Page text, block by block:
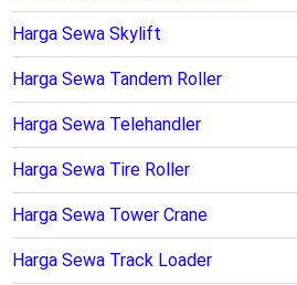
Harga Sewa Skylift
Harga Sewa Tandem Roller
Harga Sewa Telehandler
Harga Sewa Tire Roller
Harga Sewa Tower Crane
Harga Sewa Track Loader